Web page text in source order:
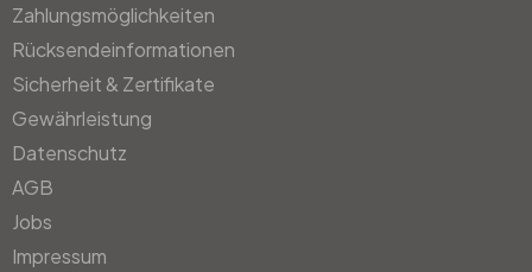
Zahlungsmöglichkeiten
Rücksendeinformationen
Sicherheit & Zertifikate
Gewährleistung
Datenschutz
AGB
Jobs
Impressum